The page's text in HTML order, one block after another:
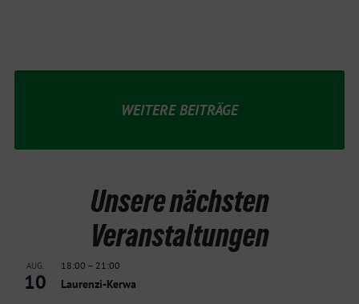
WEITERE BEITRÄGE
Unsere nächsten
Veranstaltungen
AUG.
10
18:00 – 21:00
Laurenzi-Kerwa